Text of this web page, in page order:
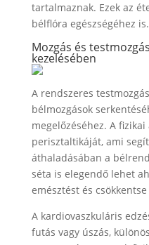
tartalmaznak. Ezek az
bélflóra egészségéhez is.
Mozgás és
kezelésében
A rendszeres
bélmozgások
megelőzéséhez. A
perisztaltikáját, ami
áthaladásában a
séta is elegendő lehet
emésztést és
A kardiovaszkuláris
futás vagy úszás,